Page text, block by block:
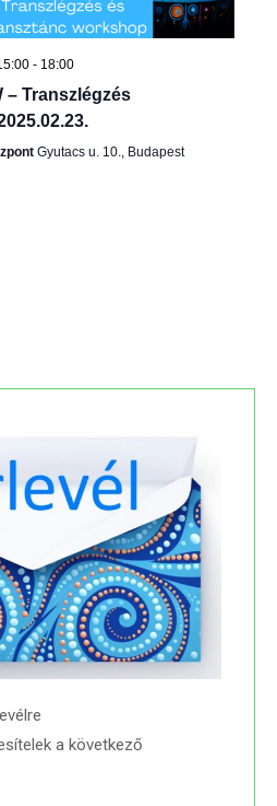
- 18:00
– Transzlégzés
Gyutacs u. 10., Budapest
a következő